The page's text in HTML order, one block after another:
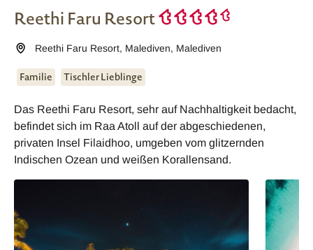
Reethi Faru Resort
Reethi Faru Resort, Malediven, Malediven
Familie Tischler Lieblinge
Das Reethi Faru Resort, sehr auf Nachhaltigkeit bedacht,
befindet sich im Raa Atoll auf der abgeschiedenen,
privaten Insel Filaidhoo, umgeben vom glitzernden
Indischen Ozean und weißen Korallensand.